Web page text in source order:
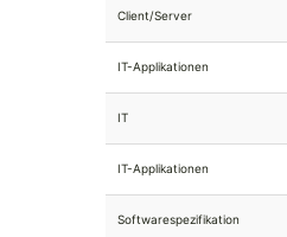
Client/Server
IT-Applikationen
IT
IT-Applikationen
Softwarespezifikation